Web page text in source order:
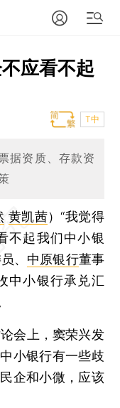
应看不起
T中
据资质、存款资
黄凯茜）“我觉得
不起我们中小银
、 中原银行董事
中小银行承兑汇
会上，窦荣兴发
小银行有一些歧
企和小微，应该